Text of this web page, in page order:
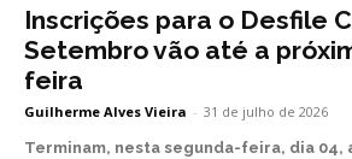
Inscrições para o Desfile
Setembro vão até a
feira
Guilherme Alves Vieira - 31 de julho de 2026
Terminam, nesta segunda-feira, dia 04,